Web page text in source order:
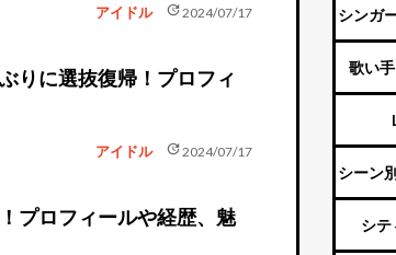
アイドル update2024/07/17
りに選抜復帰！プロフィ
アイドル update2024/07/17
プロフィールや経歴、魅
ジャ
シンガ
歌い
シーン
シテ